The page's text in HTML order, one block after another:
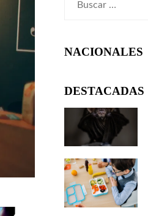
NACIONALES
DESTACADAS